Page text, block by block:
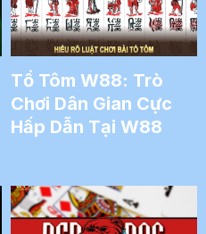
Tổ Tôm W88: Trò
Chơi Dân Gian Cực
Hấp Dẫn Tại W88